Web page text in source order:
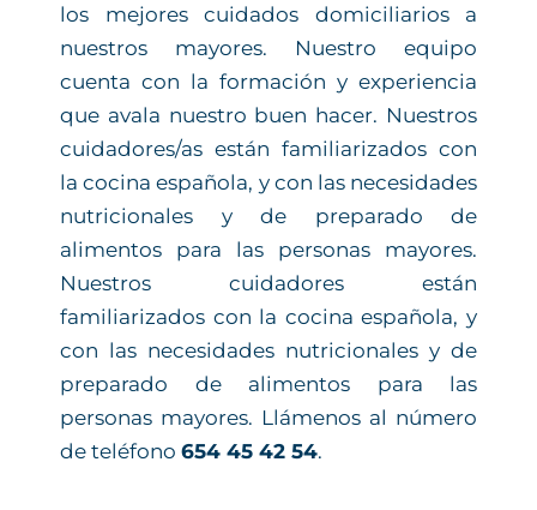
los mejores cuidados domiciliarios a
nuestros mayores. Nuestro equipo
cuenta con la formación y experiencia
que avala nuestro buen hacer. Nuestros
cuidadores/as están familiarizados con
la cocina española, y con las necesidades
nutricionales y de preparado de
alimentos para las personas mayores.
Nuestros cuidadores están
familiarizados con la cocina española, y
con las necesidades nutricionales y de
preparado de alimentos para las
personas mayores. Llámenos al número
de teléfono 654 45 42 54.